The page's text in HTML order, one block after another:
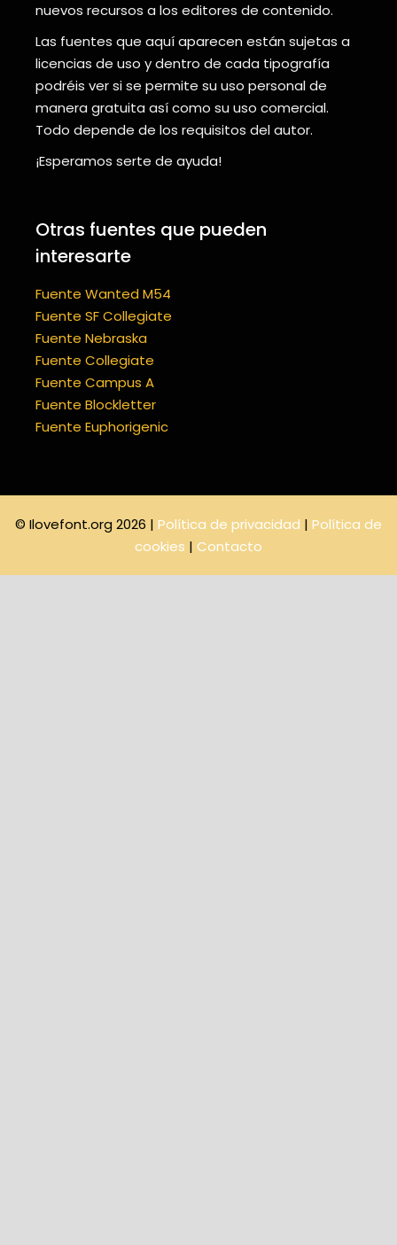
nuevos recursos a los editores de contenido.
Las fuentes que aquí aparecen están sujetas a
licencias de uso y dentro de cada tipografía
podréis ver si se permite su uso personal de
manera gratuita así como su uso comercial.
Todo depende de los requisitos del autor.
¡Esperamos serte de ayuda!
Otras fuentes que pueden
interesarte
Fuente Wanted M54
Fuente SF Collegiate
Fuente Nebraska
Fuente Collegiate
Fuente Campus A
Fuente Blockletter
Fuente Euphorigenic
© Ilovefont.org 2026 | Política de privacidad | Política de
cookies | Contacto